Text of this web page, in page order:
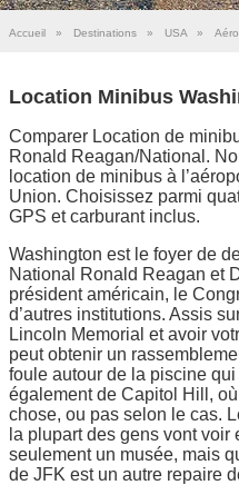
Accueil » Destinations » USA »
Location Minibus
Comparer Location de
Ronald Reagan/National.
location de minibus à
Union. Choisissez parmi
GPS et carburant inclus.
Washington est le foyer de
National Ronald Reagan et
président américain, le
d’autres institutions. Assis
Lincoln Memorial et avoir
peut obtenir un
foule autour de la piscine
également de Capitol Hill,
chose, ou pas selon le cas.
la plupart des gens vont voir
seulement un musée, mais
de JFK est un autre repaire